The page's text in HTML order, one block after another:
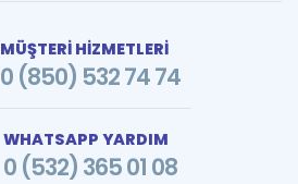
MÜŞTERİ HİZMETLERİ
0 (850) 532 74 74
WHATSAPP YARDIM
0 (532) 365 01 08